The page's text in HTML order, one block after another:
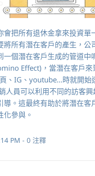
會把所有退休金拿來投資單
將所有潛在客戶的產生，公
一個潛在客戶生成的管道中
Effect)，當潛在客戶來
、IG、youtube…時就開始
人員可以利用不同的訪客
導。這最終有助於將潛在客
化參與。
PM - 0 注釋